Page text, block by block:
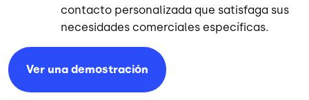
contacto personalizada que satisfaga sus
necesidades comerciales específicas.
Ver una demostración